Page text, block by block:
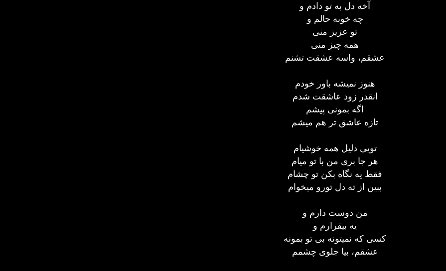
آخه دل به تو دادم و
چه خوبه حالم و
تو عزیز منی
همه چیز منی
عشقم، واسه عشقت تشنم
هنوز نمیشه باور خودم
انقدر زود عاشقت شدم
اگه بمونی پیشم
تازه عاشق تر هم میشم
تویی دلیل همه خوشیام
هر جا بری من با تو میام
فقط یه نگاه بکن تو چشام
ببین از ته دل تورو میخوام
من دوست دارم و
یه بیقرارم و
کسی که نمیتونه بی تو بمونه
عشقم، بیا جلوی چشمم